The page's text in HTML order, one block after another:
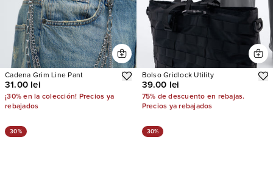
Cadena Grim Line Pant
31.00 lei
¡30% en la colección! Precios ya
rebajados
Bolso Gridlock Utility
39.00 lei
75% de descuento en rebajas.
Precios ya rebajados
30% 30%